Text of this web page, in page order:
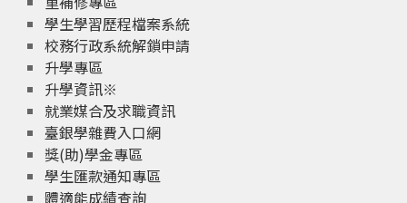
學生學習歷程檔案系統
校務行政系統解鎖申請
升學專區
升學資訊※
就業媒合及求職資訊
臺銀學雜費入口網
獎(助)學金專區
學生匯款通知專區
體適能成績查詢